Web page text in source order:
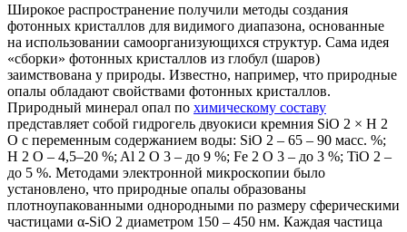
Широкое распространение получили методы создания
фотонных кристаллов для видимого диапазона, основанные
на использовании самоорганизующихся структур. Сама идея
«сборки» фотонных кристаллов из глобул (шаров)
заимствована у природы. Известно, например, что природные
опалы обладают свойствами фотонных кристаллов.
Природный минерал опал по химическому составу
представляет собой гидрогель двуокиси кремния SiO 2 × H 2
O с переменным содержанием воды: SiO 2 – 65 – 90 масс. %;
H 2 O – 4,5–20 %; Al 2 O 3 – до 9 %; Fe 2 O 3 – до 3 %; TiO 2 –
до 5 %. Методами электронной микроскопии было
установлено, что природные опалы образованы
плотноупакованными однородными по размеру сферическими
частицами α-SiO 2 диаметром 150 – 450 нм. Каждая частица